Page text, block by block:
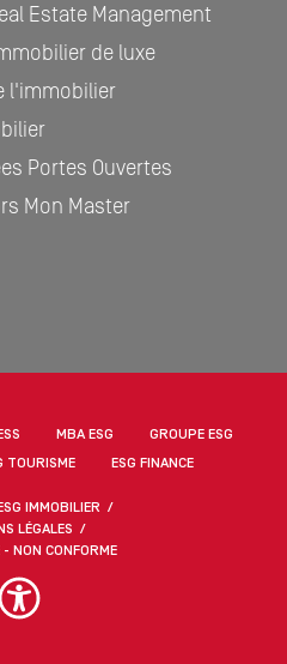
Estate Management
de luxe
l'immobilier
Portes Ouvertes
Mon Master
MBA ESG
GROUPE ESG
TOURISME ESG FINANCE
IMMOBILIER
LÉGALES
NON CONFORME